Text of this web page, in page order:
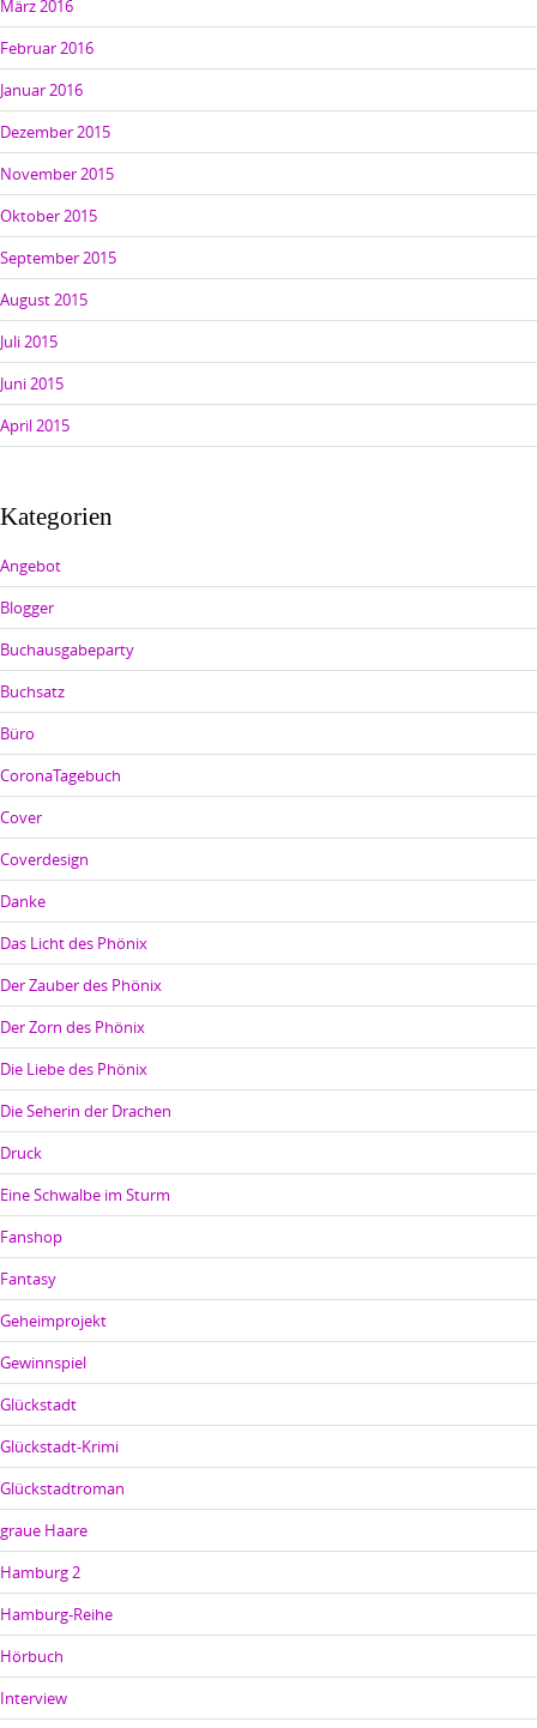
März 2016
Februar 2016
Januar 2016
Dezember 2015
November 2015
Oktober 2015
September 2015
August 2015
Juli 2015
Juni 2015
April 2015
Kategorien
Angebot
Blogger
Buchausgabeparty
Buchsatz
Büro
CoronaTagebuch
Cover
Coverdesign
Danke
Das Licht des Phönix
Der Zauber des Phönix
Der Zorn des Phönix
Die Liebe des Phönix
Die Seherin der Drachen
Druck
Eine Schwalbe im Sturm
Fanshop
Fantasy
Geheimprojekt
Gewinnspiel
Glückstadt
Glückstadt-Krimi
Glückstadtroman
graue Haare
Hamburg 2
Hamburg-Reihe
Hörbuch
Interview